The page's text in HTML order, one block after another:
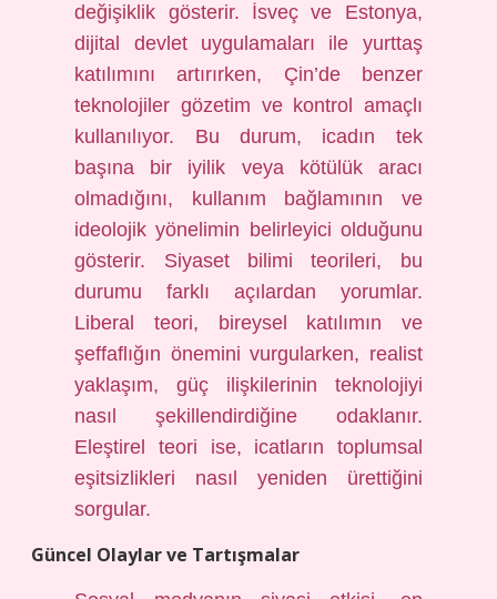
değişiklik gösterir. İsveç ve Estonya,
dijital devlet uygulamaları ile yurttaş
katılımını artırırken, Çin’de benzer
teknolojiler gözetim ve kontrol amaçlı
kullanılıyor. Bu durum, icadın tek
başına bir iyilik veya kötülük aracı
olmadığını, kullanım bağlamının ve
ideolojik yönelimin belirleyici olduğunu
gösterir. Siyaset bilimi teorileri, bu
durumu farklı açılardan yorumlar.
Liberal teori, bireysel katılımın ve
şeffaflığın önemini vurgularken, realist
yaklaşım, güç ilişkilerinin teknolojiyi
nasıl şekillendirdiğine odaklanır.
Eleştirel teori ise, icatların toplumsal
eşitsizlikleri nasıl yeniden ürettiğini
sorgular.
Güncel Olaylar ve Tartışmalar